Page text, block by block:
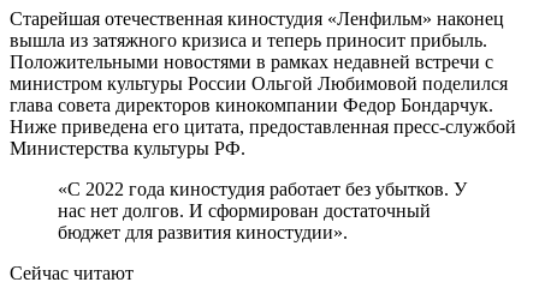
Старейшая отечественная киностудия «Ленфильм» наконец
вышла из затяжного кризиса и теперь приносит прибыль.
Положительными новостями в рамках недавней встречи с
министром культуры России Ольгой Любимовой поделился
глава совета директоров кинокомпании Федор Бондарчук.
Ниже приведена его цитата, предоставленная пресс-службой
Министерства культуры РФ.
«С 2022 года киностудия работает без убытков. У
нас нет долгов. И сформирован достаточный
бюджет для развития киностудии».
Сейчас читают